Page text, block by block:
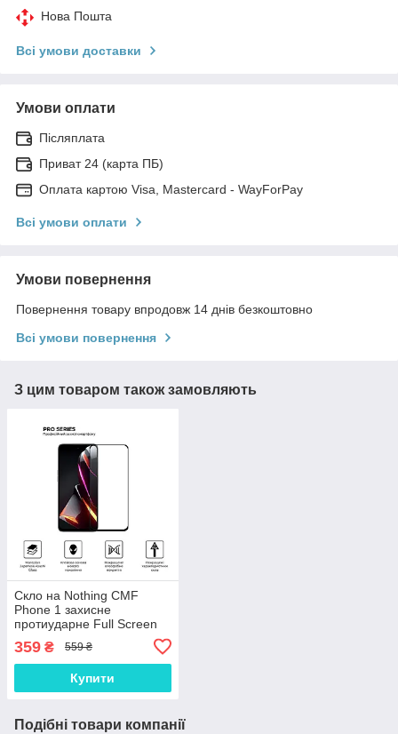
Нова Пошта
Всі умови доставки
Умови оплати
Післяплата
Приват 24 (карта ПБ)
Оплата картою Visa, Mastercard - WayForPay
Всі умови оплати
Умови повернення
Повернення товару впродовж 14 днів безкоштовно
Всі умови повернення
З цим товаром також замовляють
Скло на Nothing CMF
Phone 1 захисне
протиударне Full Screen
покриття "HYPER"
359 ₴ 559 ₴
Купити
Подібні товари компанії